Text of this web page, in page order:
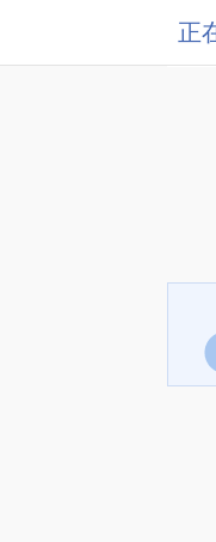
正